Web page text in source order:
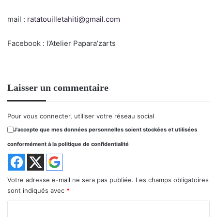
mail : ratatouilletahiti@gmail.com
Facebook : l’Atelier Papara’zarts
Laisser un commentaire
Pour vous connecter, utiliser votre réseau social
J'accepte que mes données personnelles soient stockées et utilisées
conformément à la politique de confidentialité
Votre adresse e-mail ne sera pas publiée. Les champs obligatoires
sont indiqués avec *